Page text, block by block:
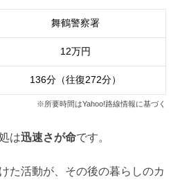
舞鶴警察署
12万円
136分（往復272分）
※所要時間はYahoo!路線情報に基づく
は迅速さが命です。
た活動が、その後の暮らしのカ